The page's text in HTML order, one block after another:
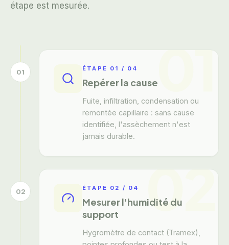
étape est mesurée.
01 01
ÉTAPE 01 / 04
Repérer la cause
Fuite, infiltration, condensation ou
remontée capillaire : sans cause
identifiée, l'assèchement n'est
jamais durable.
02 02
ÉTAPE 02 / 04
Mesurer l'humidité du
support
Hygromètre de contact (Tramex),